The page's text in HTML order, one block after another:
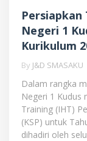
Persiapkan
Negeri 1
Kurikulum
By J&D SMASAKU
Dalam rangka
Negeri 1 Kudus
Training (IHT)
(KSP) untuk
dihadiri oleh